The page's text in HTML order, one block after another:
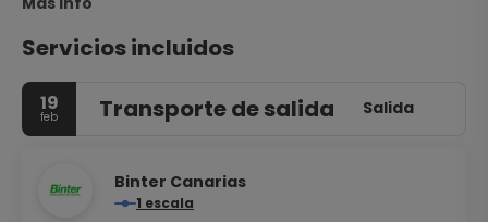
Servicios incluidos
19
feb Transporte de salida Salida
Binter Canarias
1 escala